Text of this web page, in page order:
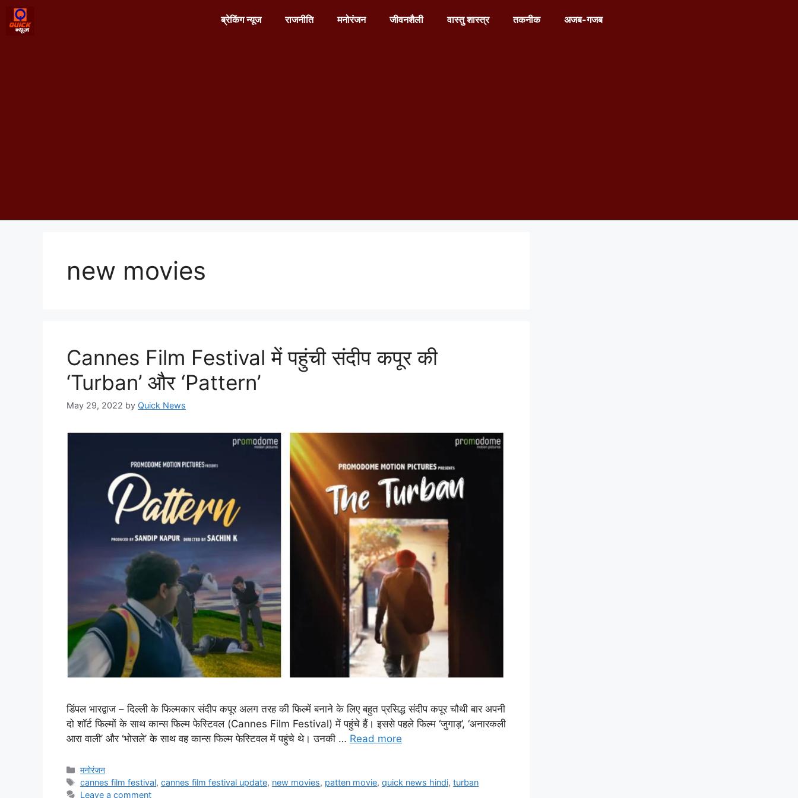
ब्रेकिंग न्यूज राजनीति मनोरंजन जीवनशैली वास्तु शास्त्र तकनीक अजब-गजब
new movies
Cannes Film Festival में पहुंची संदीप कपूर की
‘Turban’ और ‘Pattern’
May 29, 2022 by Quick News
डिंपल भारद्वाज – दिल्ली के फिल्मकार संदीप कपूर अलग तरह की फिल्में बनाने के लिए बहुत प्रसिद्ध संदीप कपूर चौथी बार अपनी
दो शॉर्ट फिल्मों के साथ कान्स फिल्म फेस्टिवल (Cannes Film Festival) में पहुंचे हैं। इससे पहले फिल्म ‘जुगाड़’, ‘अनारकली
आरा वाली’ और ‘भोसले’ के साथ वह कान्स फिल्म फेस्टिवल में पहुंचे थे। उनकी … Read more
मनोरंजन
cannes film festival,cannes film festival update, new movies, patten movie,quick news hindi,turban
Leave a comment